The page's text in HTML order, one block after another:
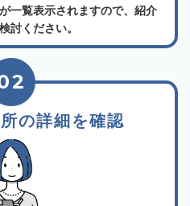
一覧表示されますので、紹介
討ください。
の詳細を確認